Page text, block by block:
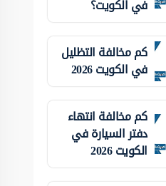
في الكويت؟
كم مخالفة التظليل
في الكويت 2026
كم مخالفة انتهاء
دفتر السيارة في
الكويت 2026